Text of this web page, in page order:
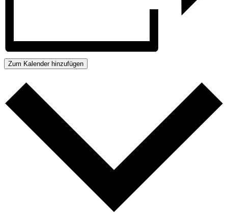
Zum Kalender hinzufügen